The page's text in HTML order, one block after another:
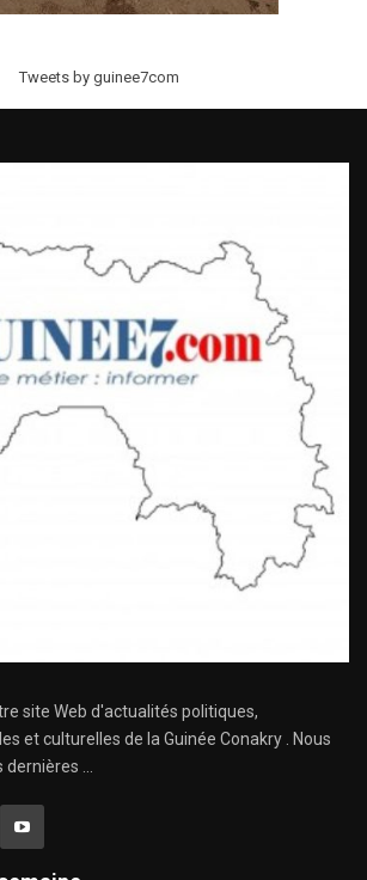
Tweets by guinee7com
site Web d'actualités politiques,
et culturelles de la Guinée Conakry . Nous
...